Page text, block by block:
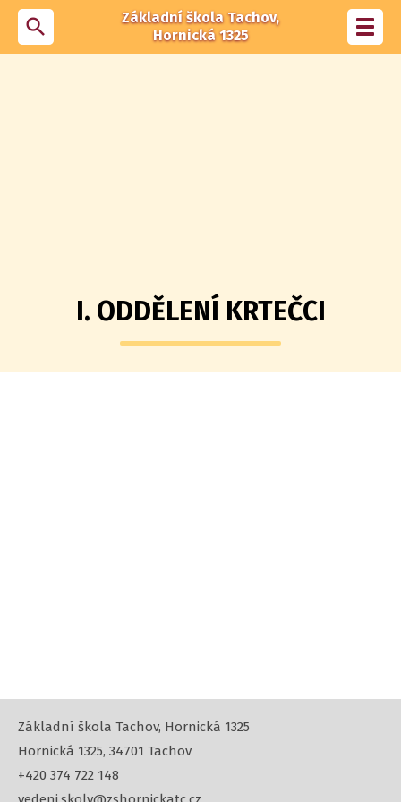
search
Základní škola Tachov,
Hornická 1325
I. ODDĚLENÍ KRTEČCI
Základní škola Tachov, Hornická 1325
Hornická 1325, 34701 Tachov
+420 374 722 148